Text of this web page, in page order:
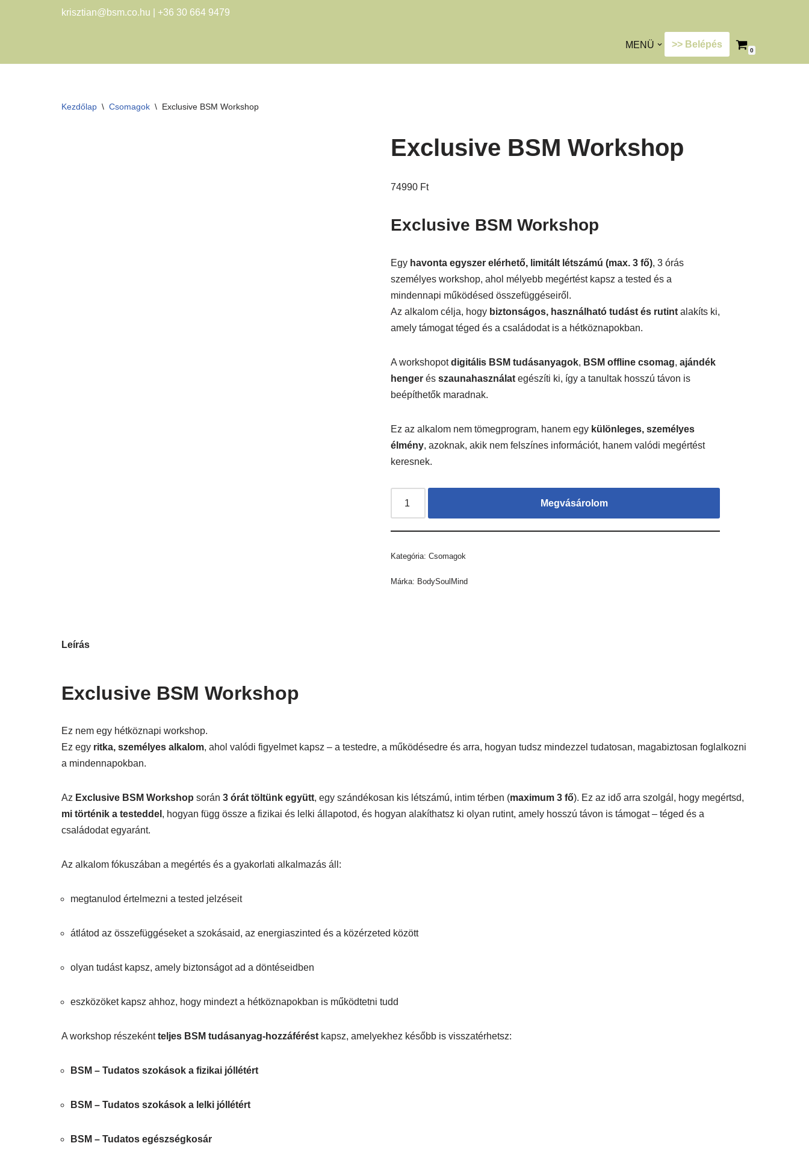
content
krisztian@bsm.co.hu +36 30 664 9479
MENÜ >> Belépés
0
Kezdőlap \ Csomagok \ Exclusive BSM Workshop
Exclusive BSM Workshop
74990 Ft
Exclusive BSM Workshop
Egy havonta egyszer elérhető, limitált létszámú (max. 3 fő), 3 órás
személyes workshop, ahol mélyebb megértést kapsz a tested és a
mindennapi működésed összefüggéseiről.
Az alkalom célja, hogy biztonságos, használható tudást és rutint alakíts ki,
amely támogat téged és a családodat is a hétköznapokban.
A workshopotdigitális BSM tudásanyagok, BSM offline csomag,ajándék
henger ésszaunahasználat egészíti ki, így a tanultak hosszú távon is
beépíthetők maradnak.
Ez az alkalom nem tömegprogram, hanem egy különleges, személyes
élmény, azoknak, akik nem felszínes információt, hanem valódi megértést
keresnek.
Megvásárolom
Kategória:Csomagok
Márka: BodySoulMind
Leírás
Exclusive BSM Workshop
Ez nem egy hétköznapi workshop.
Ez egy ritka, személyes alkalom, ahol valódi figyelmet kapsz – a testedre, a működésedre és arra, hogyan tudsz mindezzel tudatosan, magabiztosan foglalkozni
a mindennapokban.
Az Exclusive BSM Workshop során 3 órát töltünk együtt, egy szándékosan kis létszámú, intim térben (maximum 3 fő). Ez az idő arra szolgál, hogy megértsd,
mi történik a testeddel , hogyan függ össze a fizikai és lelki állapotod, és hogyan alakíthatsz ki olyan rutint, amely hosszú távon is támogat – téged és a
családodat egyaránt.
Az alkalom fókuszában a megértés és a gyakorlati alkalmazás áll:
megtanulod értelmezni a tested jelzéseit
átlátod az összefüggéseket a szokásaid, az energiaszinted és a közérzeted között
olyan tudást kapsz, amely biztonságot ad a döntéseidben
eszközöket kapsz ahhoz, hogy mindezt a hétköznapokban is működtetni tudd
A workshop részekéntteljes BSM tudásanyag-hozzáférést kapsz, amelyekhez később is visszatérhetsz:
BSM – Tudatos szokások a fizikai jóllétért
BSM – Tudatos szokások a lelki jóllétért
BSM – Tudatos egészségkosár